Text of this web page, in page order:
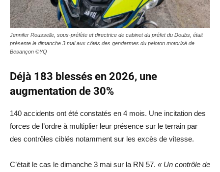
Jennifer Rousselle, sous-préfète et directrice de cabinet du préfet du Doubs, était
présente le dimanche 3 mai aux côtés des gendarmes du peloton motorisé de
Besançon ©YQ
Déjà 183 blessés en 2026, une
augmentation de 30%
140 accidents ont été constatés en 4 mois. Une incitation des
forces de l’ordre à multiplier leur présence sur le terrain par
des contrôles ciblés notamment sur les excès de vitesse.
C’était le cas le dimanche 3 mai sur la RN 57. « Un contrôle de